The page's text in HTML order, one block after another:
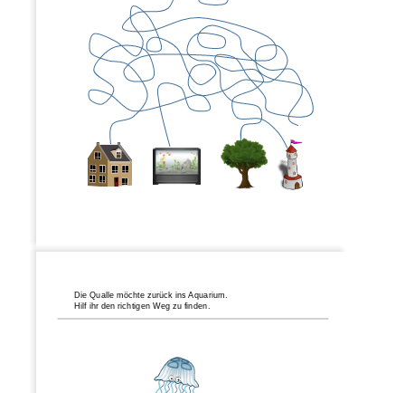
Die Qualle möchte zurück ins Aquarium.
Hilf ihr den richtigen Weg zu finden.